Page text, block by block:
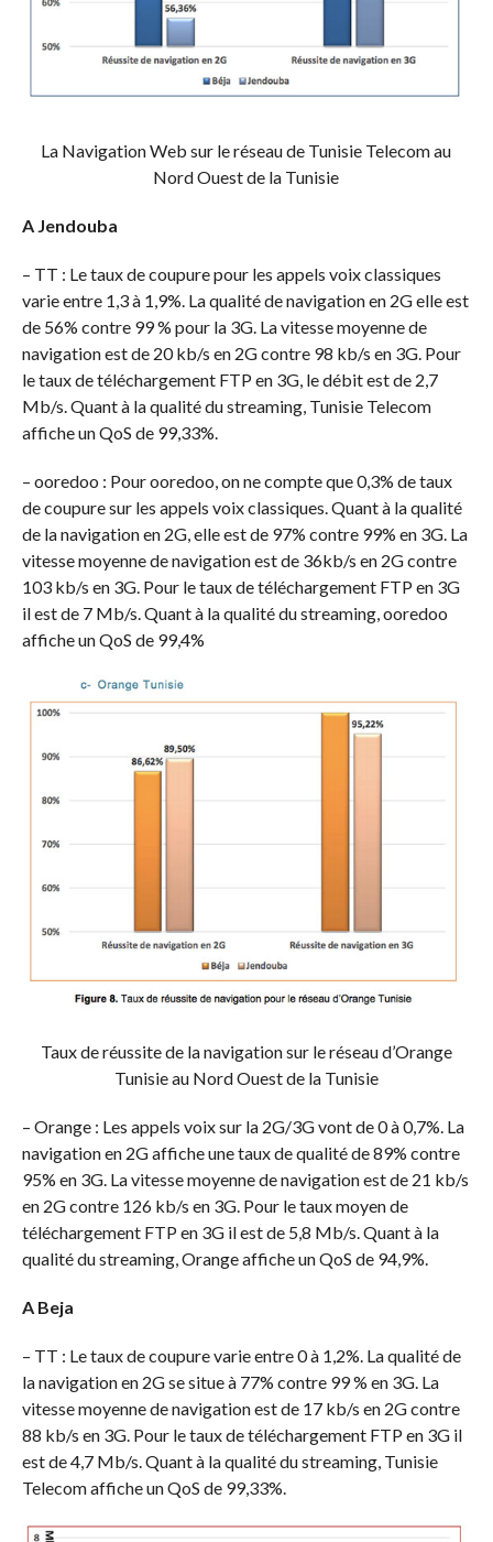
La Navigation Web sur le réseau de Tunisie Telecom au
Nord Ouest de la Tunisie
A Jendouba
– TT : Le taux de coupure pour les appels voix classiques
varie entre 1,3 à 1,9%. La qualité de navigation en 2G elle est
de 56% contre 99 % pour la 3G. La vitesse moyenne de
navigation est de 20 kb/s en 2G contre 98 kb/s en 3G. Pour
le taux de téléchargement FTP en 3G, le débit est de 2,7
Mb/s. Quant à la qualité du streaming, Tunisie Telecom
affiche un QoS de 99,33%.
– ooredoo : Pour ooredoo, on ne compte que 0,3% de taux
de coupure sur les appels voix classiques. Quant à la qualité
de la navigation en 2G, elle est de 97% contre 99% en 3G. La
vitesse moyenne de navigation est de 36kb/s en 2G contre
103 kb/s en 3G. Pour le taux de téléchargement FTP en 3G
il est de 7 Mb/s. Quant à la qualité du streaming, ooredoo
affiche un QoS de 99,4%
Taux de réussite de la navigation sur le réseau d’Orange
Tunisie au Nord Ouest de la Tunisie
– Orange : Les appels voix sur la 2G/3G vont de 0 à 0,7%. La
navigation en 2G affiche une taux de qualité de 89% contre
95% en 3G. La vitesse moyenne de navigation est de 21 kb/s
en 2G contre 126 kb/s en 3G. Pour le taux moyen de
téléchargement FTP en 3G il est de 5,8 Mb/s. Quant à la
qualité du streaming, Orange affiche un QoS de 94,9%.
A Beja
– TT : Le taux de coupure varie entre 0 à 1,2%. La qualité de
la navigation en 2G se situe à 77% contre 99 % en 3G. La
vitesse moyenne de navigation est de 17 kb/s en 2G contre
88 kb/s en 3G. Pour le taux de téléchargement FTP en 3G il
est de 4,7 Mb/s. Quant à la qualité du streaming, Tunisie
Telecom affiche un QoS de 99,33%.